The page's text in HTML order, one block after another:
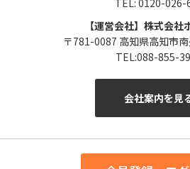
TEL: 0120-026-
【運営会社】株式会社
〒781-0087 高知県高知市
TEL:088-855-
会社案内を見